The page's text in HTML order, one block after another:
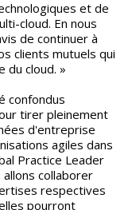
et de
cloud. En nous
de continuer à
clients mutuels qui
du cloud. »
confondus
tirer pleinement
d'entreprise
agiles dans
Practice Leader
allons collaborer
respectives
pourront